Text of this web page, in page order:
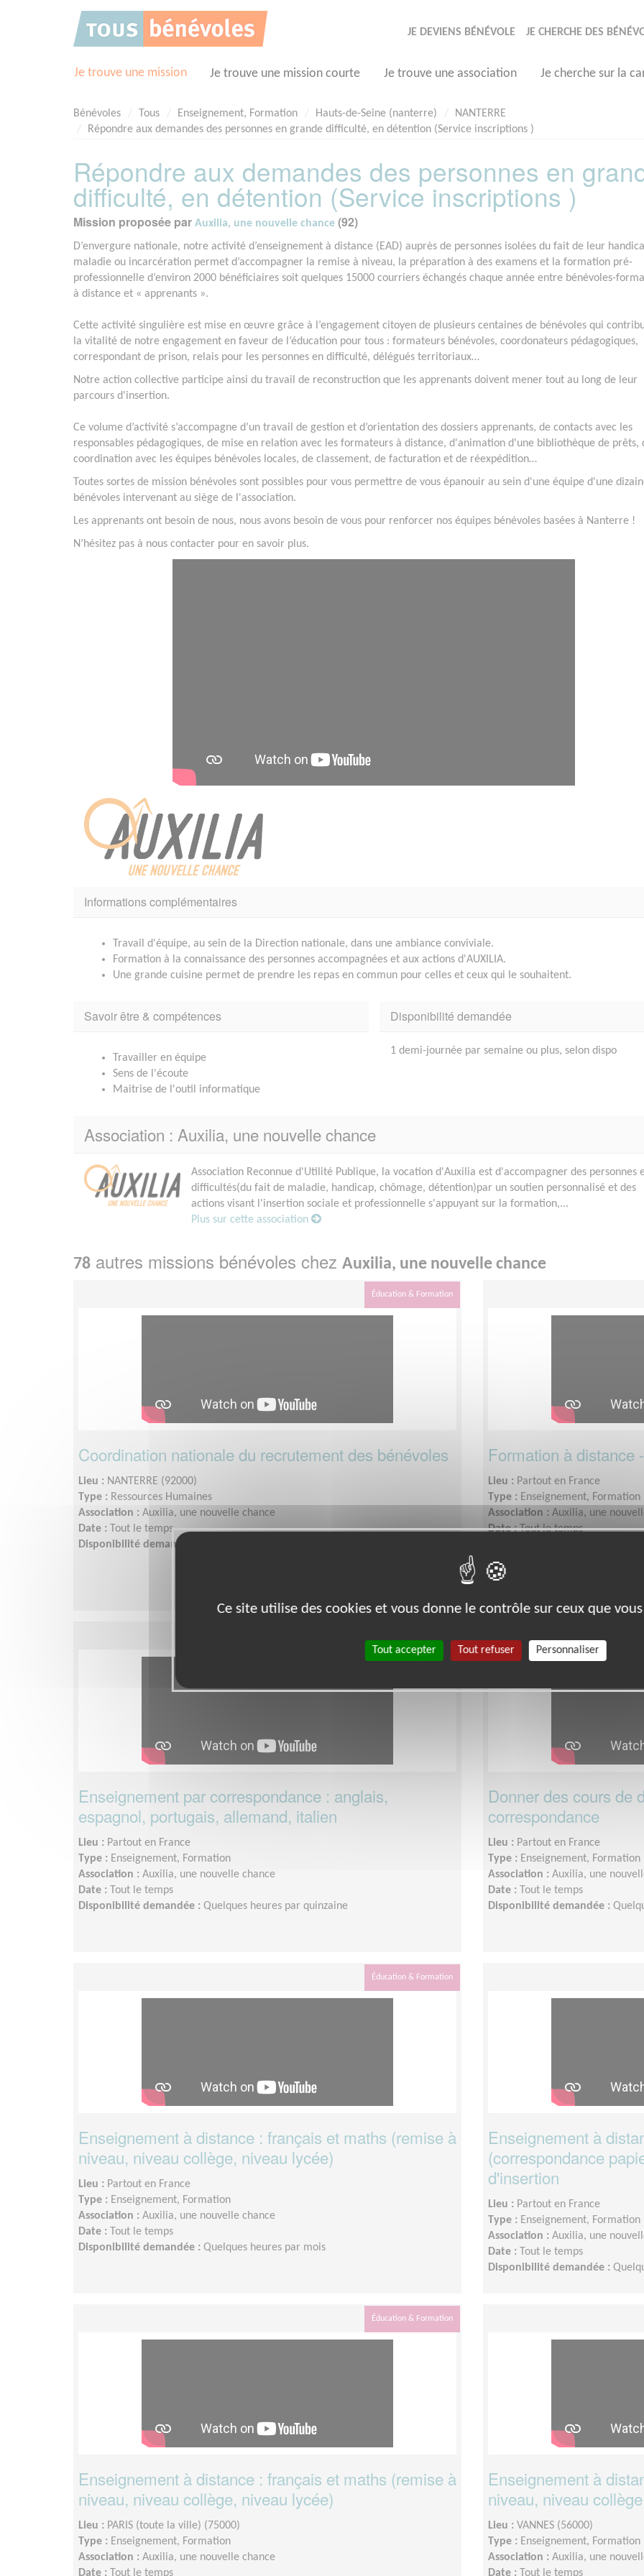
JE DEVIENS BÉNÉVOLE JE CHERCHE DES
Je trouve une mission Je trouve une mission courte Je trouve une association Je cherche sur la
Bénévoles Tous Enseignement, Formation Hauts-de-Seine (nanterre)
NANTERRE
Répondre aux demandes des personnes en grande difficulté, en détention (Service inscriptions )
Répondre aux demandes des personnes en
difficulté, en détention (Service inscriptions )
Mission proposée par Auxilia, une nouvelle chance (92)
D’envergure nationale, notre activité d’enseignement à distance (EAD) auprès de personnes isolées du fait de leur
maladie ou incarcération permet d’accompagner la remise à niveau, la préparation à des examens et la formation pré-
professionnelle d’environ 2000 bénéficiaires soit quelques 15000 courriers échangés chaque année entre bénévoles-
à distance et « apprenants ».
Cette activité singulière est mise en œuvre grâce à l’engagement citoyen de plusieurs centaines de bénévoles qui
la vitalité de notre engagement en faveur de l’éducation pour tous : formateurs bénévoles, coordonateurs pédagogiques,
correspondant de prison, relais pour les personnes en difficulté, délégués territoriaux…
Notre action collective participe ainsi du travail de reconstruction que les apprenants doivent mener tout au long de leur
parcours d'insertion.
Ce volume d’activité s’accompagne d’un travail de gestion et d’orientation des dossiers apprenants, de contacts avec les
responsables pédagogiques, de mise en relation avec les formateurs à distance, d'animation d'une bibliothèque de prêts,
coordination avec les équipes bénévoles locales, de classement, de facturation et de réexpédition…
Toutes sortes de mission bénévoles sont possibles pour vous permettre de vous épanouir au sein d'une équipe d'une
bénévoles intervenant au siège de l'association.
Les apprenants ont besoin de nous, nous avons besoin de vous pour renforcer nos équipes bénévoles basées à Nanterre !
N’hésitez pas à nous contacter pour en savoir plus.
Informations complémentaires
Travail d'équipe, au sein de la Direction nationale, dans une ambiance conviviale.
Formation à la connaissance des personnes accompagnées et aux actions d'AUXILIA.
Une grande cuisine permet de prendre les repas en commun pour celles et ceux qui le souhaitent.
Savoir être & compétences
Travailler en équipe
Sens de l'écoute
Maitrise de l'outil informatique
Disponibilité demandée
1 demi-journée par semaine ou plus, selon dispo
Association : Auxilia, une nouvelle chance
Association Reconnue d'Utilité Publique, la vocation d'Auxilia est d'accompagner des personnes
difficultés(du fait de maladie, handicap, chômage, détention)par un soutien personnalisé et des
actions visant l'insertion sociale et professionnelle s'appuyant sur la formation,...
Plus sur cette association
78 autres missions bénévoles chez Auxilia, une nouvelle chance
Éducation & Formation
Coordination nationale du recrutement des bénévoles
Lieu : NANTERRE (92000)
Type : Ressources Humaines
Association : Auxilia, une nouvelle chance
Date :
Tout le temps
Disponibilité demandée :
Formation à distance
Lieu : Partout en France
Type : Enseignement, Formation
Association : Auxilia, une
Date :Tout le temps
Enseignement par correspondance : anglais,
espagnol, portugais, allemand, italien
Lieu : Partout en France
Type : Enseignement, Formation
Association : Auxilia, une nouvelle chance
Date :
Tout le temps
Disponibilité demandée : Quelques heures par quinzaine
Donner des cours de
correspondance
Lieu : Partout en France
Type : Enseignement, Formation
Association : Auxilia, une
Date :
Tout le temps
Disponibilité demandée :
Éducation & Formation
Enseignement à distance : français et maths (remise à
niveau, niveau collège, niveau lycée)
Lieu : Partout en France
Type : Enseignement, Formation
Association : Auxilia, une nouvelle chance
Date :
Tout le temps
Disponibilité demandée : Quelques heures par mois
Enseignement à
(correspondance
d'insertion
Lieu : Partout en France
Type : Enseignement, Formation
Association : Auxilia, une
Date :
Tout le temps
Disponibilité demandée :
Éducation & Formation
Enseignement à distance : français et maths (remise à
niveau, niveau collège, niveau lycée)
Lieu : PARIS (toute la ville) (75000)
Type : Enseignement, Formation
Association : Auxilia, une nouvelle chance
Date :
Tout le temps
Enseignement à
niveau, niveau
Lieu : VANNES (56000)
Type : Enseignement, Formation
Association : Auxilia, une
Date :
Tout le temps
Ce site utilise des cookies et vous donne le contrôle sur ceux que
Tout accepter Tout refuser Personnaliser